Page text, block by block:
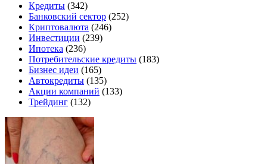
Кредиты (342)
Банковский сектор (252)
Криптовалюта (246)
Инвестиции (239)
Ипотека (236)
Потребительские кредиты (183)
Бизнес идеи (165)
Автокредиты (135)
Акции компаний (133)
Трейдинг (132)